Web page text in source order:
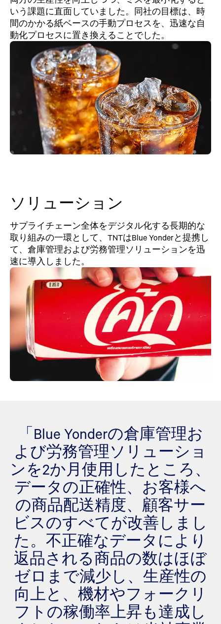
いう課題に直面していました。同社の目標は、時
間のかかる紙ベースの手動プロセスを、迅速な自
動化プロセスに置き換えることでした。
ソリューション
サプライチェーン全体をデジタル化する長期的な
取り組みの一環として、TNTはBlue Yonderと提携し
て、倉庫管理および労務管理ソリューションを迅
速に導入しました。
「Blue Yonderの倉庫管理お
よび労務管理ソリューショ
ンを2か月使用したところ、
データの正確性、お客様へ
の商品配送精度、顧客サー
ビスのすべてが改善しまし
た。不正確なデータにより
返品される商品の数はほぼ
ゼロまで減少し、生産性の
向上と、機材やフォークリ
フトの稼働率上昇も達成し